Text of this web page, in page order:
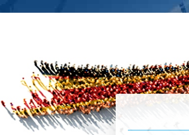
Wir nutzen Cookies
helfen, diese
Wenn Sie unter 16
müssen Sie Ihre
essenziell, während
Personenbezogene
personalisierte